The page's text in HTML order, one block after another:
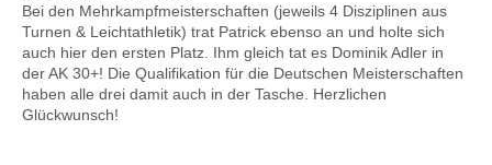
Bei den Mehrkampfmeisterschaften (jeweils 4 Disziplinen aus
Turnen & Leichtathletik) trat Patrick ebenso an und holte sich
auch hier den ersten Platz. Ihm gleich tat es Dominik Adler in
der AK 30+! Die Qualifikation für die Deutschen Meisterschaften
haben alle drei damit auch in der Tasche. Herzlichen
Glückwunsch!